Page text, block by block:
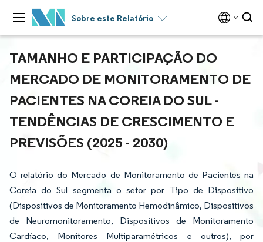
Sobre este Relatório
TAMANHO E PARTICIPAÇÃO DO
MERCADO DE MONITORAMENTO DE
PACIENTES NA COREIA DO SUL -
TENDÊNCIAS DE CRESCIMENTO E
PREVISÕES (2025 - 2030)
O relatório do Mercado de Monitoramento de Pacientes na
Coreia do Sul segmenta o setor por Tipo de Dispositivo
(Dispositivos de Monitoramento Hemodinâmico, Dispositivos
de Neuromonitoramento, Dispositivos de Monitoramento
Cardíaco, Monitores Multiparamétricos e outros), por